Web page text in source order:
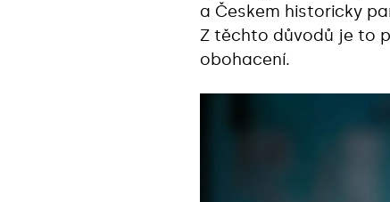
a Českem historicky
Z těchto důvodů je to
obohacení.